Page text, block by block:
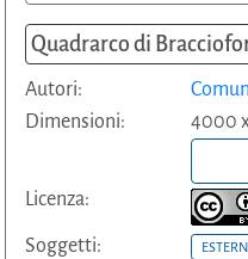
Quadrarco di
Autori:
Dimensioni:
Licenza:
Soggetti: